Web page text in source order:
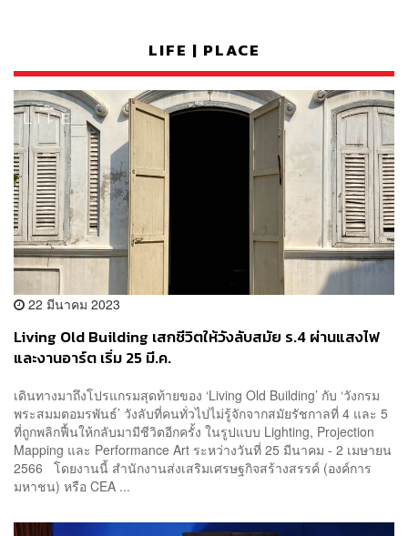
LIFE | PLACE
22 มีนาคม 2023
Living Old Building เสกชีวิตให้วังลับสมัย ร.4 ผ่านแสงไฟ
และงานอาร์ต เริ่ม 25 มี.ค.
เดินทางมาถึงโปรแกรมสุดท้ายของ ‘Living Old Building’ กับ ‘วังกรม
พระสมมตอมรพันธ์’ วังลับที่คนทั่วไปไม่รู้จักจากสมัยรัชกาลที่ 4 และ 5
ที่ถูกพลิกฟื้นให้กลับมามีชีวิตอีกครั้ง ในรูปแบบ Lighting, Projection
Mapping และ Performance Art ระหว่างวันที่ 25 มีนาคม - 2 เมษายน
2566 โดยงานนี้ สำนักงานส่งเสริมเศรษฐกิจสร้างสรรค์ (องค์การ
มหาชน) หรือ CEA ...